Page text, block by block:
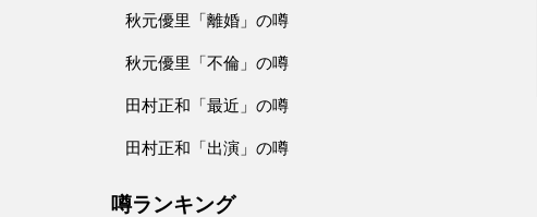
秋元優里「離婚」の噂
秋元優里「不倫」の噂
田村正和「最近」の噂
田村正和「出演」の噂
噂ランキング